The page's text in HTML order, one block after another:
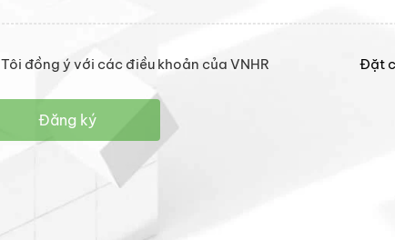
Tôi đồng ý với các điều khoản của VNHR Đặt
Đăng ký